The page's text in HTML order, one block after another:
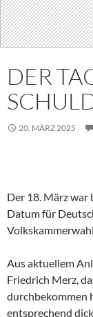
DER
20. MÄRZ 2025
Der 18. März war
Datum für
Aus aktuellem
Friedrich Merz,
durchbekommen
entsprechend